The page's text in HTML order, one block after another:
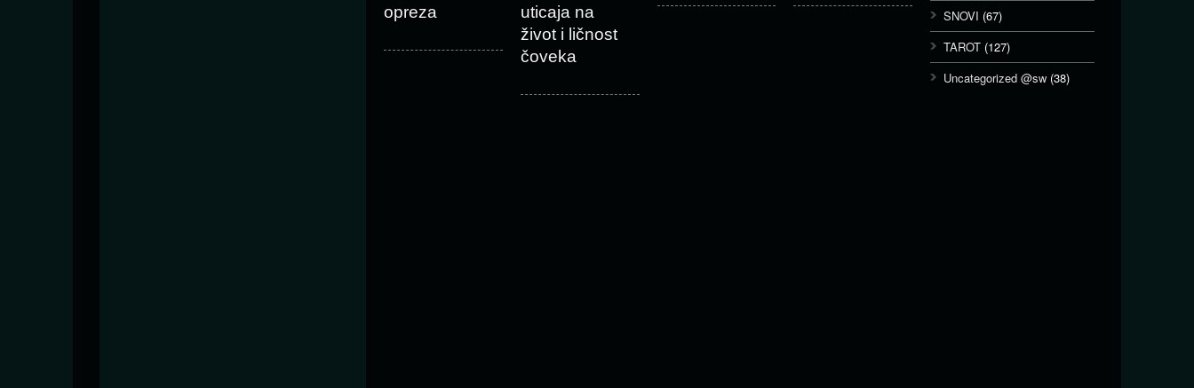
opreza
uticaja na
život i ličnost
čoveka
SNOVI (67)
TAROT (127)
Uncategorized @sw (38)